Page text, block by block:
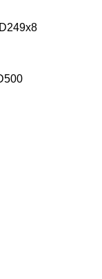
D249x8